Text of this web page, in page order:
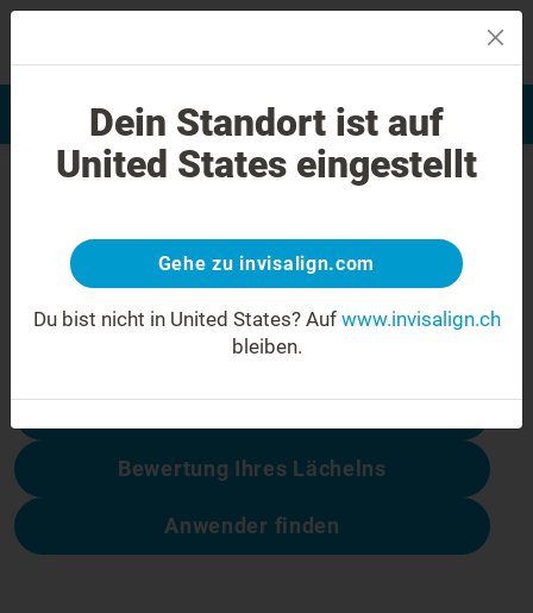
Bewertung Ihres Lächelns Invisalign Anwender finden
404 Fehler
Seien Sie nicht enttäuscht
Diese Seite ist nicht verfügbar, andere
dagegen schon:
Bewertung Ihres Lächelns
Anwender finden
Dein Standort ist auf
United States eingestellt
Gehe zu invisalign.com
Du bist nicht in United States? Auf www.invisalign.ch
bleiben.